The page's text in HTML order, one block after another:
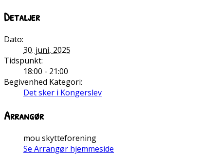
Detaljer
Dato:
30. juni, 2025
Tidspunkt:
18:00 - 21:00
Begivenhed Kategori:
Det sker i Kongerslev
Arrangør
mou skytteforening
Se Arrangør hjemmeside